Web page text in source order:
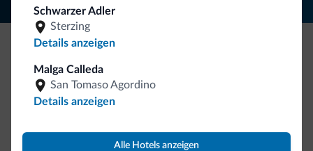
Schwarzer Adler
Sterzing
Details anzeigen
Malga Calleda
San Tomaso Agordino
Details anzeigen
Alle Hotels anzeigen
Seien Sie originell, entdecken Sie die neue
Kollektion
So viele von Ihnen haben uns gefragt. Die neue Kollektion